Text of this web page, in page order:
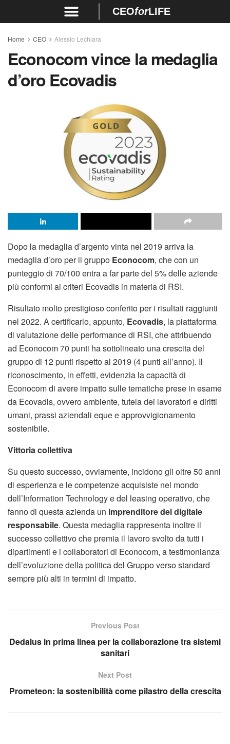
CEOforLIFE
Home CEO Alessio Lechiara
Econocom vince la medaglia
d’oro Ecovadis
Dopo la medaglia d’argento vinta nel 2019 arriva la
medaglia d’oro per il gruppo Econocom, che con un
punteggio di 70/100 entra a far parte del 5% delle aziende
più conformi ai criteri Ecovadis in materia di RSI.
Risultato molto prestigioso conferito per i risultati raggiunti
nel 2022. A certificarlo, appunto, Ecovadis, la piattaforma
di valutazione delle performance di RSI, che attribuendo
ad Econocom 70 punti ha sottolineato una crescita del
gruppo di 12 punti rispetto al 2019 (4 punti all’anno). Il
riconoscimento, in effetti, evidenzia la capacità di
Econocom di avere impatto sulle tematiche prese in esame
da Ecovadis, ovvero ambiente, tutela dei lavoratori e diritti
umani, prassi aziendali eque e approvvigionamento
sostenibile.
Vittoria collettiva
Su questo successo, ovviamente, incidono gli oltre 50 anni
di esperienza e le competenze acquisiste nel mondo
dell’Information Technology e del leasing operativo, che
fanno di questa azienda un imprenditore del digitale
responsabile. Questa medaglia rappresenta inoltre il
successo collettivo che premia il lavoro svolto da tutti i
dipartimenti e i collaboratori di Econocom, a testimonianza
dell’evoluzione della politica del Gruppo verso standard
sempre più alti in termini di impatto.
Previous Post
Dedalus in prima linea per la collaborazione tra sistemi
sanitari
Next Post
Prometeon: la sostenibilità come pilastro della crescita